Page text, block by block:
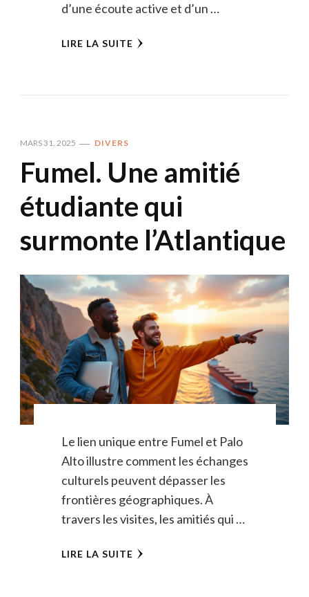
d’une écoute active et d’un …
LIRE LA SUITE
MARS 31, 2025 DIVERS
Fumel. Une amitié
étudiante qui
surmonte l’Atlantique
Le lien unique entre Fumel et Palo
Alto illustre comment les échanges
culturels peuvent dépasser les
frontières géographiques. À
travers les visites, les amitiés qui …
LIRE LA SUITE